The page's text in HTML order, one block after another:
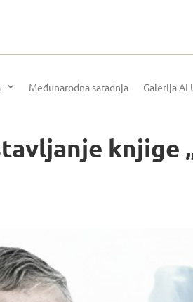
Međunarodna saradnja Galerija
knjige